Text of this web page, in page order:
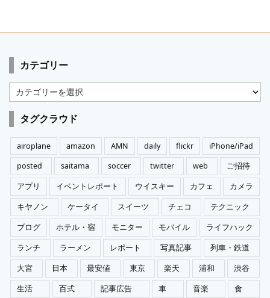
カテゴリー
テ
ゴ
ー
タグクラウド
airoplane amazon AMN daily flickr
iPhone/iPad
posted
saitama soccer twitter web
ご招待
アプリ
イベントレポート ウイスキー カフェ
カメラ
キヤノン
ケータイ スイーツ チェコ
テクニック
ブログ
ホテル・宿 モニター モバイル
ライフハック
ランチ
ラーメン レポート 写真記事
列車・鉄道
大宮
日本 最安値 東京 楽天 浦和
渋谷
生活
百式 記事広告 車 音楽 食